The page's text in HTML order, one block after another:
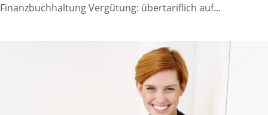
Finanzbuchhaltung Vergütung: übertariflich auf...